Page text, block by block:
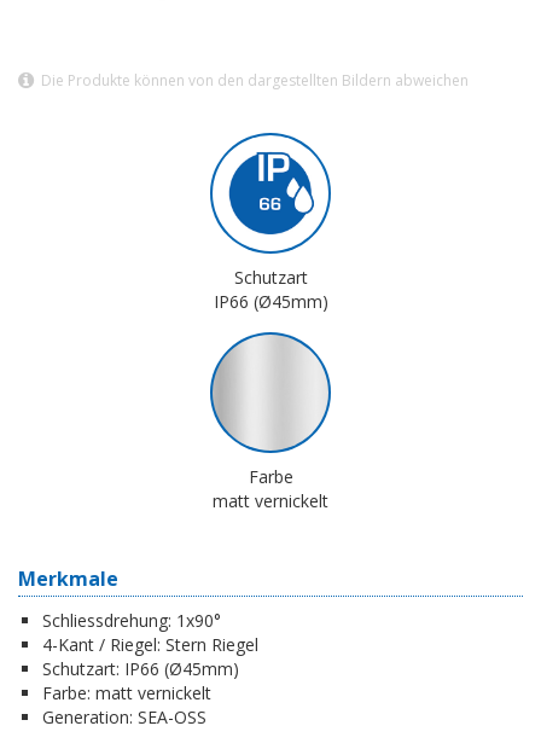
Die Produkte können von den dargestellten Bildern abweichen
Schutzart
IP66 (Ø45mm)
Farbe
matt vernickelt
Merkmale
Schliessdrehung: 1x90°
4-Kant / Riegel: Stern Riegel
Schutzart: IP66 (Ø45mm)
Farbe: matt vernickelt
Generation: SEA-OSS